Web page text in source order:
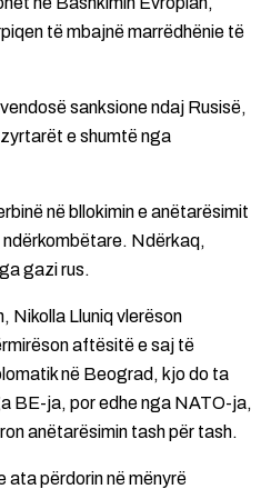
të mbajnë marrëdhënie të
sanksione ndaj Rusisë,
e shumtë nga
në bllokimin e anëtarësimit
Ndërkaq,
gazi rus.
Nikolla Lluniq vlerëson
aftësitë e saj të
në Beograd, kjo do ta
BE-ja, por edhe nga NATO-ja,
anëtarësimin tash për tash.
ata përdorin në mënyrë